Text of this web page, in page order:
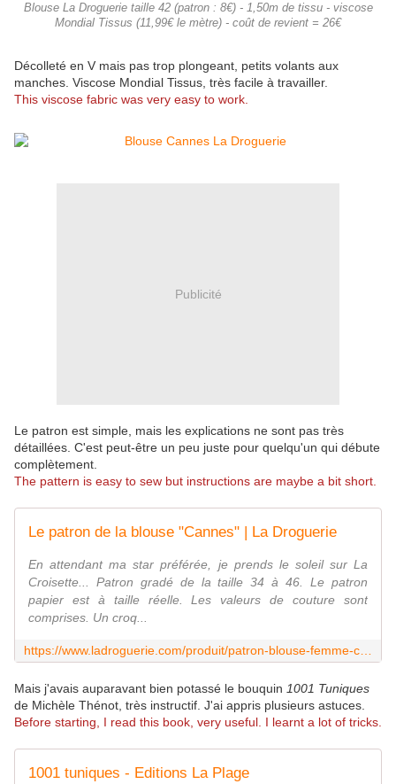
Blouse La Droguerie taille 42 (patron : 8€) - 1,50m de tissu - viscose
Mondial Tissus (11,99€ le mètre) - coût de revient = 26€
Décolleté en V mais pas trop plongeant, petits volants aux
manches. Viscose Mondial Tissus, très facile à travailler.
This viscose fabric was very easy to work.
Publicité
Le patron est simple, mais les explications ne sont pas très
détaillées. C'est peut-être un peu juste pour quelqu'un qui débute
complètement.
The pattern is easy to sew but instructions are maybe a bit short.
Le patron de la blouse "Cannes" | La Droguerie
En attendant ma star préférée, je prends le soleil sur La
Croisette... Patron gradé de la taille 34 à 46. Le patron
papier est à taille réelle. Les valeurs de couture sont
comprises. Un croq...
Mais j'avais auparavant bien potassé le bouquin 1001 Tuniques
de Michèle Thénot, très instructif. J'ai appris plusieurs astuces.
Before starting, I read this book, very useful. I learnt a lot of tricks.
1001 tuniques - Editions La Plage